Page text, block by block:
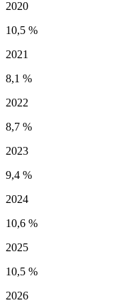
2020
10,5 %
2021
8,1 %
2022
8,7 %
2023
9,4 %
2024
10,6 %
2025
10,5 %
2026